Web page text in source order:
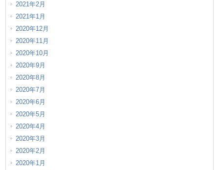
2021年2月
2021年1月
2020年12月
2020年11月
2020年10月
2020年9月
2020年8月
2020年7月
2020年6月
2020年5月
2020年4月
2020年3月
2020年2月
2020年1月